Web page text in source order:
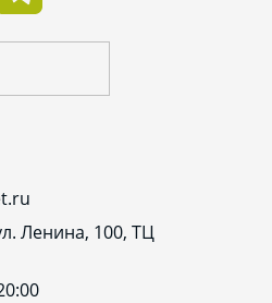
Ленина, 100, ТЦ